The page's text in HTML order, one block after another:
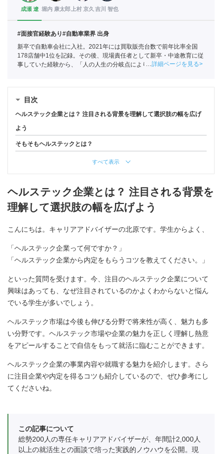
成瀬 遼 堀内 康太郎 上村 京久 吉川 智也
#面接官経験あり#自動車業界 出身
新卒で自動車会社に入社。2021年には買取販売台数で前年比率全国
178店舗中1位を記録。その後、現場責任者として新卒・中途教育に従
事していた経験から、「人の人生の分岐点によりかかわりたい」と思
詳細ページを見る
目次
ヘルステック企業とは？ 注目される背景を理解して選択肢の幅を広げ
よう
そもそもヘルステックとは？
すべて表示
ヘルステック企業とは？ 注目される背景を
理解して選択肢の幅を広げよう
こんにちは。キャリアアドバイザーの北原です。学生からよく、
「ヘルステック企業って何ですか？」
「ヘルステック企業から内定をもらうコツを教えてください。」
といった質問を受けます。今、注目のヘルステック企業について
興味はあっても、なぜ注目されているのかよくわからないと悩ん
でいる学生が多いでしょう。
ヘルステック市場は今後も伸びる分野で将来性が高く、魅力も多
い分野です。ヘルステック市場や企業の魅力を正しく理解し熱意
をアピールすることで自信をもって就活に臨むことができます。
ヘルステック企業の事業内容や就職する魅力を紹介します。さら
に注目企業や内定を得るコツも紹介しているので、ぜひ参考にし
てくださいね。
この記事について
総勢200人の専任キャリアアドバイザーが、年間計2,000人
以上の就活生との面談で培った実践的ノウハウを公開。現